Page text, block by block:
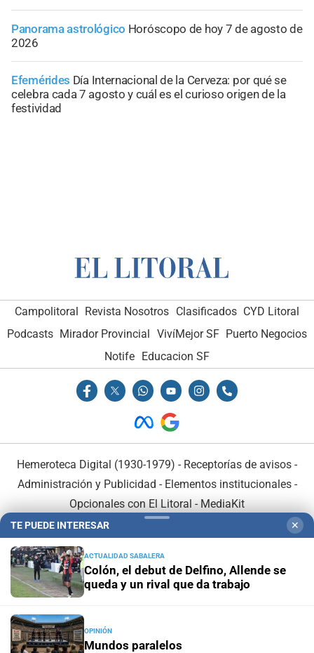
Panorama astrológico Horóscopo de hoy 7 de agosto de
2026
Efemérides Día Internacional de la Cerveza: por qué se
celebra cada 7 agosto y cuál es el curioso origen de la
festividad
Campolitoral Revista Nosotros Clasificados CYD Litoral
Podcasts Mirador Provincial VivíMejor SF Puerto Negocios
Notife
Educacion SF
Hemeroteca Digital (1930-1979) - Receptorías de avisos -
Administración y Publicidad - Elementos institucionales-
Opcionales con El Litoral - MediaKit
En Asociación con:
TE PUEDE INTERESAR ✕
ACTUALIDAD SABALERA
Colón, el debut de Delfino, Allende se
queda y un rival que da trabajo
OPINIÓN
Mundos paralelos